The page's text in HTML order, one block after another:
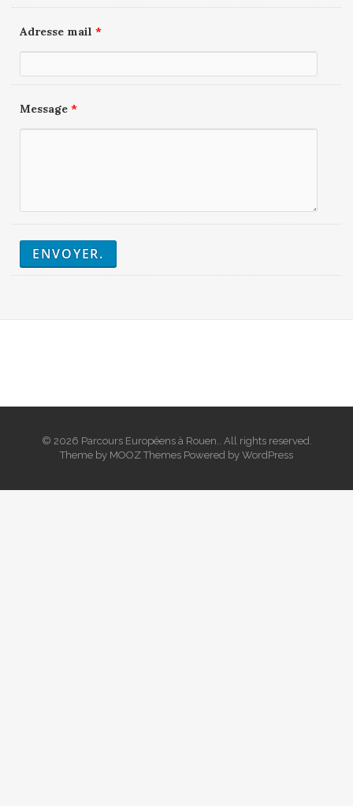
Adresse mail *
Message *
© 2026 Parcours Européens à Rouen.. All rights reserved.
Theme by MOOZ Themes Powered by WordPress